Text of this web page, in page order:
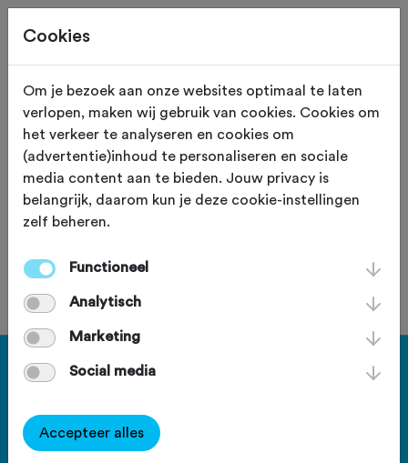
95,0 KM Plaatsnaam (Limburg)
Eupen Stuwmeer
Je bent geen lid van deze club.
Haal meer uit Fietssport en ga
Bekijk de voordelen
Cookies
Om je bezoek aan onze websites optimaal te laten
verlopen, maken wij gebruik van cookies. Cookies om
het verkeer te analyseren en cookies om
(advertentie)inhoud te personaliseren en sociale
media content aan te bieden. Jouw privacy is
belangrijk, daarom kun je deze cookie-instellingen
zelf beheren.
Functioneel
Analytisch
Marketing
Social media
Accepteer alles